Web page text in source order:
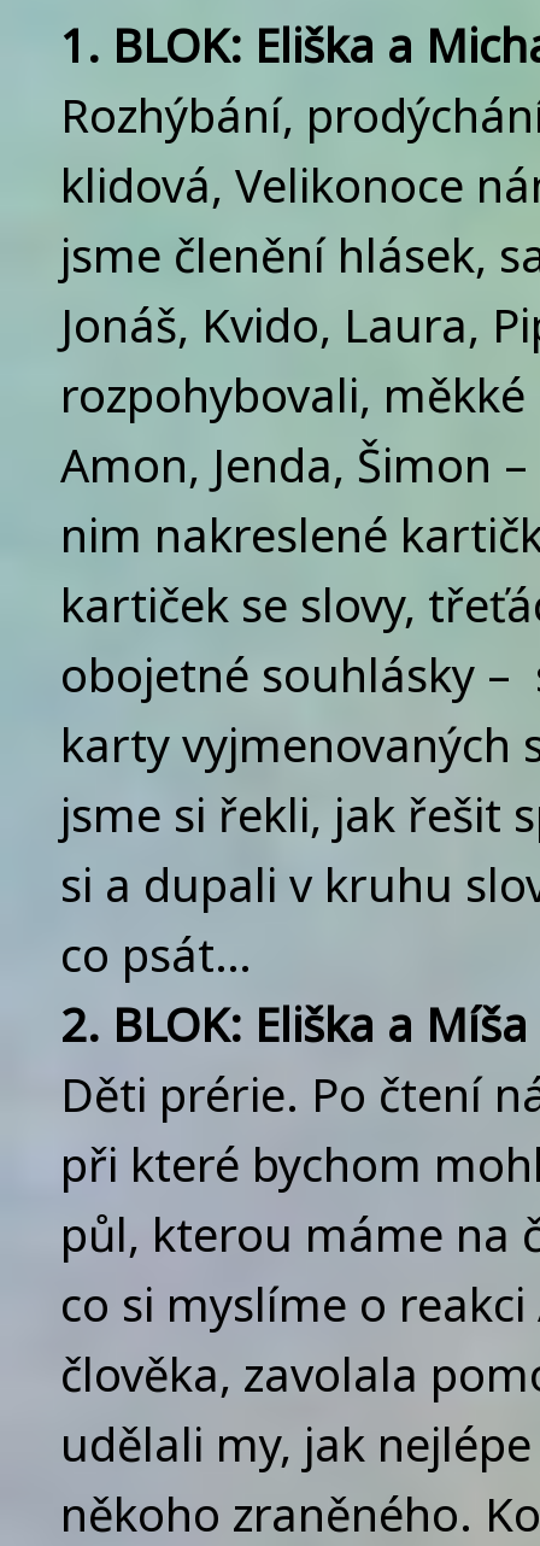
1. BLOK: Eliška a
Rozhýbání,
klidová, Velikonoce
jsme členění hlásek,
Jonáš, Kvido, Laura,
rozpohybovali,
Amon, Jenda, Šimon
nim nakreslené
kartiček se slovy,
obojetné souhlásky
karty vyjmenovaných
jsme si řekli, jak řešit
si a dupali v kruhu
co psát…
2. BLOK: Eliška a
Děti prérie. Po čtení
při které bychom
půl, kterou máme na
co si myslíme o
člověka, zavolala
udělali my, jak
někoho zraněného.